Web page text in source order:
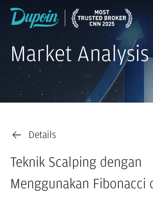
Market Analysis
Details
Teknik Scalping dengan
Menggunakan Fibonacci